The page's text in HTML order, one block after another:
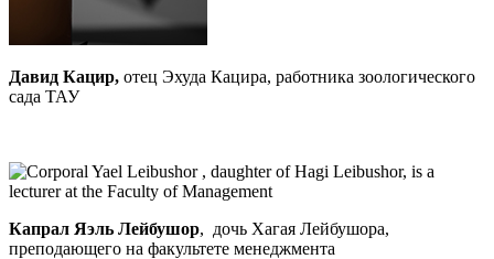
Давид Кацир, отец Эхуда Кацира, работника зоологического
сада ТАУ
Капрал Яэль Лейбушор, дочь Хагая Лейбушора,
преподающего на факультете менеджмента